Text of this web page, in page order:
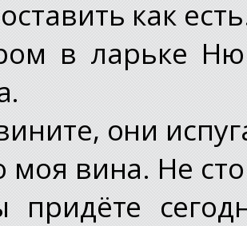
как
в ларьке
они
вина. Не